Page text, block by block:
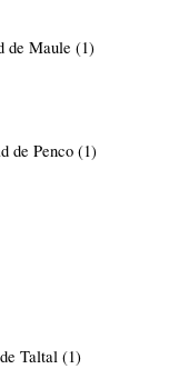
de Maule (1)
de Penco (1)
Taltal (1)